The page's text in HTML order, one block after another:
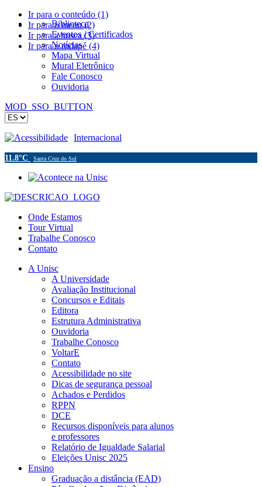
Ir para o conteúdo (1)
Ir para o menu (2)
Ir para a busca (3)
Ir para o rodapé (4)
Biblioteca
Eventos / Certificados
Notícias
Mapa Virtual
Mural Eletrônico
Fale Conosco
Ouvidoria
MOD_SSO_BUTTON
Acessibilidade Internacional
11.8°C Santa Cruz do Sul
Onde Estamos
Tour Virtual
Trabalhe Conosco
Contato
A Unisc
A Universidade
Avaliação Institucional
Concursos e Editais
Editora
Estrutura Administrativa
Ouvidoria
Trabalhe Conosco
VoltarE
Contato
Acessibilidade no site
Dicas de segurança pessoal
Achados e Perdidos
RPPN
DCE
Recursos disponíveis para alunos
e professores
Relatório de Igualdade Salarial
Eleições Unisc 2025
Ensino
Graduação a distância (EAD)